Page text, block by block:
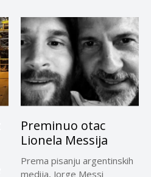
Preminuo otac
Lionela Messija
Prema pisanju argentinskih
medija, Jorge Messi